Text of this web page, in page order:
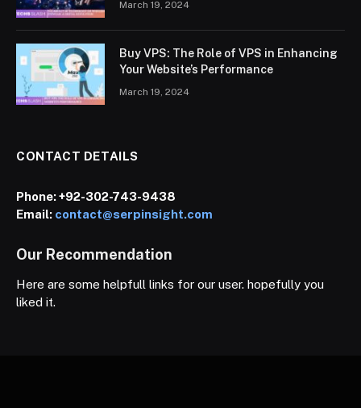
March 19, 2024
Buy VPS: The Role of VPS in Enhancing
Your Website’s Performance
March 19, 2024
CONTACT DETAILS
Phone:+92-302-743-9438
Email: contact@serpinsight.com
Our Recommendation
Here are some helpfull links for our user. hopefully you
liked it.